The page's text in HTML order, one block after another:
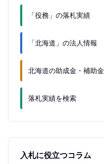
「役務」の落札実績
「北海道」の法人情報
北海道の助成金・補助金
落札実績を検索
入札に役立つコラム